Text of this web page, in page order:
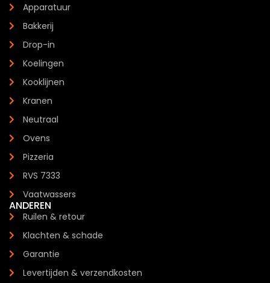
Apparatuur
Bakkerij
Drop-in
Koelingen
Kooklijnen
Kranen
Neutraal
Ovens
Pizzeria
RVS 7333
Vaatwassers
ANDEREN
Ruilen & retour
Klachten & schade
Garantie
Levertijden & verzendkosten